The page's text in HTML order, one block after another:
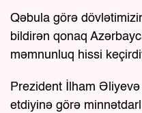
Qəbula görə
bildirən qonaq
məmnunluq hissi
Prezident İlham
etdiyinə görə